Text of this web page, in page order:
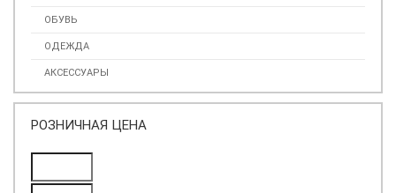
ОБУВЬ
ОДЕЖДА
АКСЕССУАРЫ
РОЗНИЧНАЯ ЦЕНА